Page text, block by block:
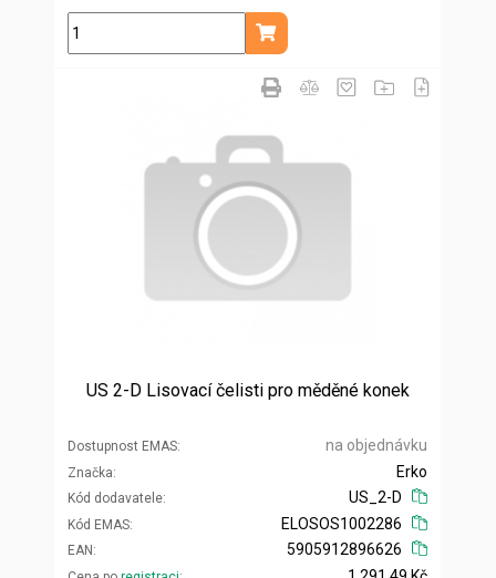
ks
Přidat do košíku
US 2-D Lisovací čelisti pro měděné konek
Dostupnost EMAS na objednávku
Značka
Kód dodavatele
Erko
US_2-D
Kód EMAS
EAN
ELOSOS1002286
5905912896626